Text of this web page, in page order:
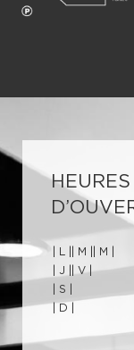
HEURES
| M | | M |
| J | | V |
| S |
| D |